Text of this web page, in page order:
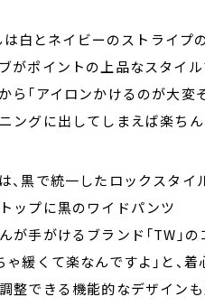
白とネイビーのストライプ
がポイントの上品なスタイル
ら「アイロンかけるのが大変
ングに出してしまえば楽ちん
、黒で統一したロックスタイ
ップに黒のワイドパンツ
が手がけるブランド「TW」の
ゃ緩くて楽なんですよ」と、
整できる機能的なデザインも